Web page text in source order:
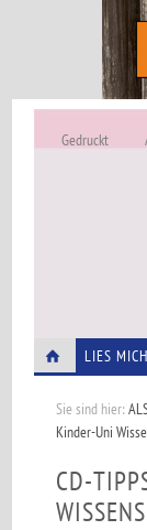
Gedruckt
LIES
Sie sind hier:
Kinder-Uni
CD-
ISSENS-